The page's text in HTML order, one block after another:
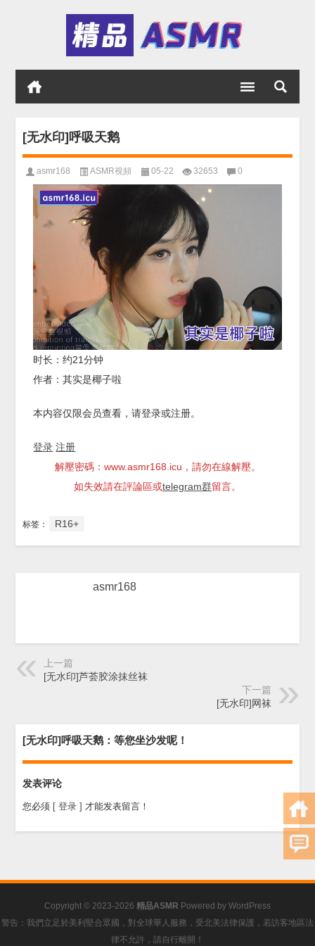
[无水印]呼吸天鹅
asmr168 ASMR視頻 05-22 32653 0
时长：约21分钟
作者：其实是椰子啦
本内容仅限会员查看，请登录或注册。
登录 注册
解壓密碼：www.asmr168.icu，請勿在線解壓。
如失效請在評論區或telegram群留言。
标签： R16+
asmr168
上一篇
[无水印]芦荟胶涂抹丝袜
下一篇
[无水印]网袜
[无水印]呼吸天鹅：等您坐沙发呢！
发表评论
您必须 [ 登录 ] 才能发表留言！
Copyright © 2023-2026 精品ASMR Powered by WordPress
警告：我們立足於美利堅合眾國，對全球華人服務，受北美法律保護，若訪客地區法
律不允許，請自行離開！